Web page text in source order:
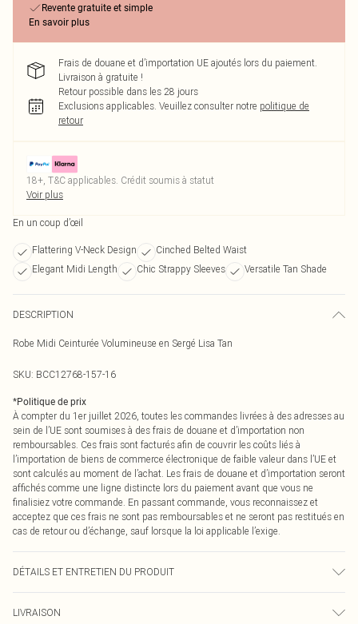
Revente gratuite et simple
En savoir plus
Frais de douane et d’importation UE ajoutés lors du paiement.
Livraison à gratuite !
Retour possible dans les 28 jours
Exclusions applicables. Veuillez consulter notre politique de
retour
18+, T&C applicables. Crédit soumis à statut
Voir plus
En un coup d’œil
Flattering V-Neck Design
Cinched Belted Waist
Elegant Midi Length
Chic Strappy Sleeves Versatile Tan Shade
DESCRIPTION
Robe Midi Ceinturée Volumineuse en Sergé Lisa Tan
SKU: BCC12768-157-16
*Politique de prix
À compter du 1er juillet 2026, toutes les commandes livrées à des adresses au
sein de l’UE sont soumises à des frais de douane et d’importation non
remboursables. Ces frais sont facturés afin de couvrir les coûts liés à
l’importation de biens de commerce électronique de faible valeur dans l’UE et
sont calculés au moment de l’achat. Les frais de douane et d’importation seront
affichés comme une ligne distincte lors du paiement avant que vous ne
finalisiez votre commande. En passant commande, vous reconnaissez et
acceptez que ces frais ne sont pas remboursables et ne seront pas restitués en
cas de retour ou d’échange, sauf lorsque la loi applicable l’exige.
DÉTAILS ET ENTRETIEN DU PRODUIT
porte une taille UK 10.
LIVRAISON